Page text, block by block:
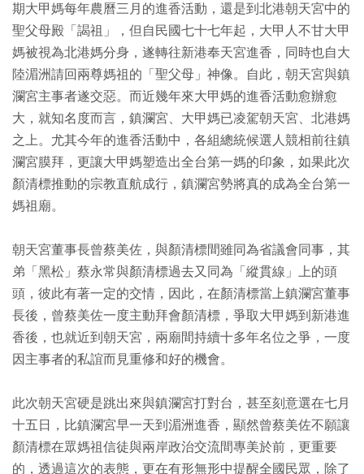
期大甲媽每年農曆三月的進香活動，還是到北港朝天宮中的
聖父母殿「謁祖」，但自民國七十七年起，大甲人不甘大甲
媽被視為北港媽分身，遂轉往新港奉天宮進香，同時也自大
陸湄洲請回兩尊媽祖的「聖父母」神像。自此，朝天宮與鎮
瀾宮主事者遂交惡。而近幾年來大甲媽的進香活動愈辦愈
大，就知名度而言，鎮瀾宮、大甲媽已凌駕朝天宮、北港媽
之上。尤其今年的進香活動中，各組總統候選人競相前往鎮
瀾宮膜拜，更讓大甲媽塑造出全台第一媽的印象，如果此次
顏清標推動的宗教直航成行，鎮瀾宮勢將真的成為全台第一
媽祖廟。
朝天宮董事長曾蔡美佐，與顏清標間雖同為省議會同事，其
弟「黑松」蔡永常與顏清標過去又同為「縱貫線」上的頭
頭，彼此有著一定的交情，因此，在顏清標當上鎮瀾宮董事
長後，曾蔡美佐一度主動拜會顏清標，爭取大甲媽到新港進
香後，也就近到朝天宮，兩廟間持續十多年名位之爭，一度
因主事者的私誼而見重修和好的機會。
此次朝天宮硬是跳出來與鎮瀾宮打對台，甚至刻意選在七月
十五日，比鎮瀾宮早一天到湄洲進香，顯然曾蔡美佐不願讓
顏清標在眾媽祖信徒與兩岸政治交流間專美於前，更重要
的，透過這次的表態，更在有形無形中提醒全國民眾，除了